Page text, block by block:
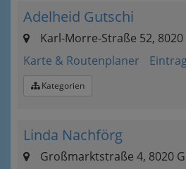
Adelheid Gutschi
Karl-Morre-Straße 52, 8020
Karte & Routenplaner
Kategorien
Linda Nachförg
Großmarktstraße 4, 8020